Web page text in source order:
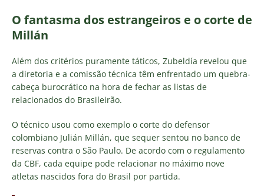
O fantasma dos estrangeiros e o corte de
Millán
Além dos critérios puramente táticos, Zubeldía revelou que
a diretoria e a comissão técnica têm enfrentado um quebra-
cabeça burocrático na hora de fechar as listas de
relacionados do Brasileirão.
O técnico usou como exemplo o corte do defensor
colombiano Julián Millán, que sequer sentou no banco de
reservas contra o São Paulo. De acordo com o regulamento
da CBF, cada equipe pode relacionar no máximo nove
atletas nascidos fora do Brasil por partida.